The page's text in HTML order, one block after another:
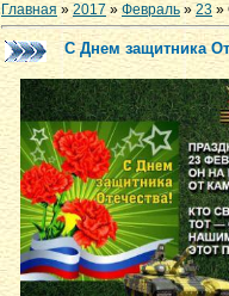
Главная »2017 » Февраль » 23 »
С Днем защитника